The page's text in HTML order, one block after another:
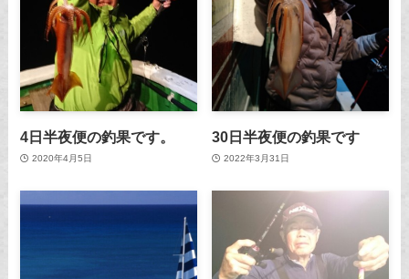
4日半夜便の釣果です。
2020年4月5日
30日半夜便の釣果です
2022年3月31日